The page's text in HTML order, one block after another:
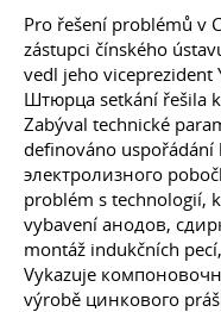
Pro řešení problémů v
zástupci čínského
vedl jeho viceprezident
Штюрца setkání řešila
Zabýval technické
definováno
электролизного
problém s technologií,
vybavení анодов,
montáž indukčních
Vykazuje
výrobě цинкового